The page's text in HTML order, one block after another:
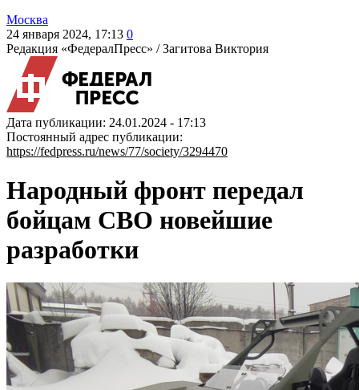
Москва
24 января 2024, 17:13 0
Редакция «ФедералПресс» /Загитова Виктория
Дата публикации: 24.01.2024 - 17:13
Постоянный адрес публикации:
https://fedpress.ru/news/77/society/3294470
Народный фронт передал
бойцам СВО новейшие
разработки